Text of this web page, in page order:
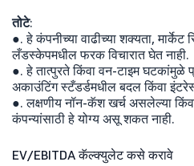
तोटे:
●. हे कंपनीच्या वाढीच्या शक्यता, मार्केट
लँडस्केपमधील फरक विचारात घेत नाही.
●. हे तात्पुरते किंवा वन-टाइम
अकाउंटिंग स्टँडर्डमधील बदल किंवा
●. लक्षणीय नॉन-कॅश खर्च असलेल्या
कंपन्यांसाठी हे योग्य असू शकत नाही.
EV/EBITDA कॅल्क्युलेट कसे करावे